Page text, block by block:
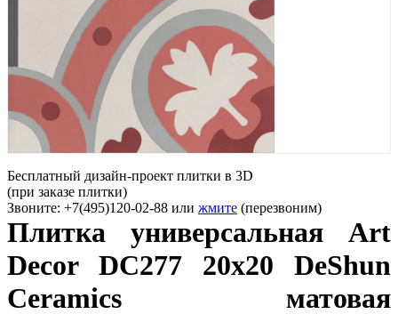
Бесплатный дизайн-проект плитки в 3D
(при заказе плитки)
Звоните: +7(495)120-02-88 или жмите (перезвоним)
Плитка универсальная Art
Decor DC277 20x20 DeShun
Ceramics матовая